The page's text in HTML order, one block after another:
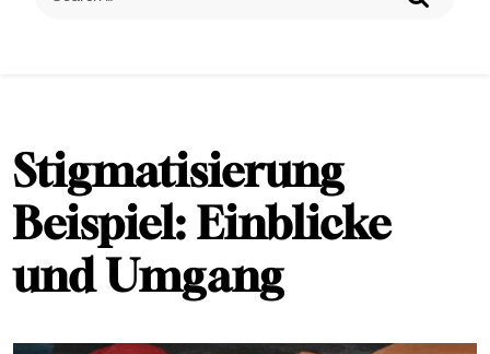
Stigmatisierung
Beispiel: Einblicke
und Umgang